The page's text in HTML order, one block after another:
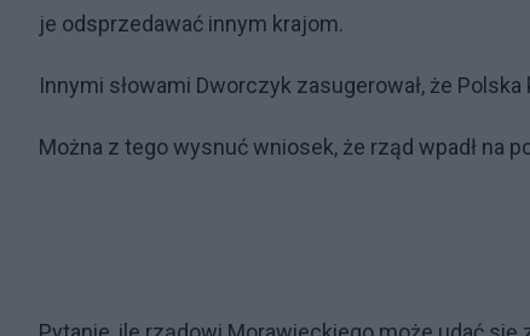
je odsprzedawać innym krajom.
Innymi słowami Dworczyk zasugerował, że
Można z tego wysnuć wniosek, że rząd wpadł na